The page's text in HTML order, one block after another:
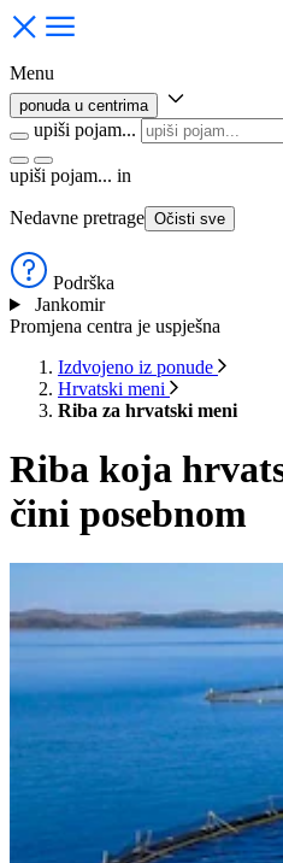
Menu
ponuda u centrima
upiši pojam...
upiši pojam... in
Nedavne pretrage Očisti sve
Podrška
Jankomir
Promjena centra je uspješna
Izdvojeno iz ponude
Hrvatski meni
Riba za hrvatski meni
Riba koja
čini posebnom